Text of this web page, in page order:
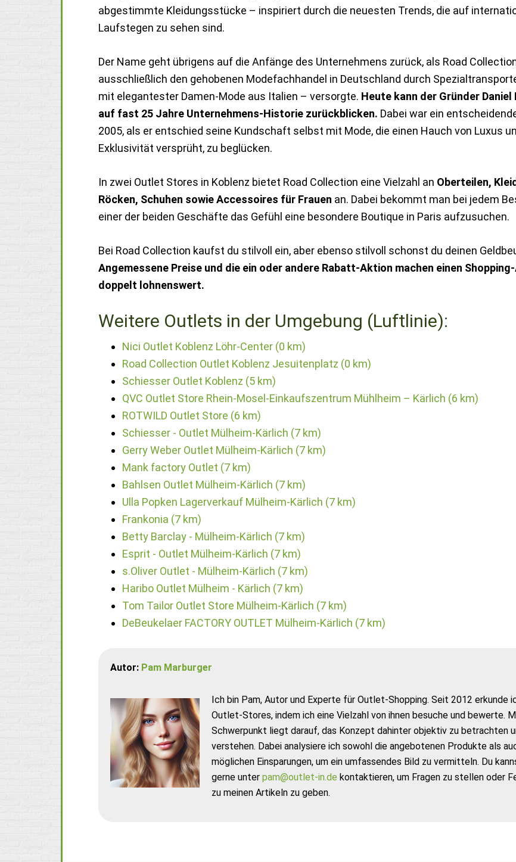
abgestimmte Kleidungsstücke – inspiriert durch die neuesten Trends, die auf
Laufstegen zu sehen sind.
Der Name geht übrigens auf die Anfänge des Unternehmens zurück, als Road
ausschließlich den gehobenen Modefachhandel in Deutschland durch
mit elegantester Damen-Mode aus Italien – versorgte. Heute kann der Gründer Daniel
auf fast 25 Jahre Unternehmens-Historie zurückblicken. Dabei war ein
2005, als er entschied seine Kundschaft selbst mit Mode, die einen Hauch von Luxus
Exklusivität versprüht, zu beglücken.
In zwei Outlet Stores in Koblenz bietet Road Collection eine Vielzahl an Oberteilen,
Röcken, Schuhen sowie Accessoires für Frauen an. Dabei bekommt man bei jedem
einer der beiden Geschäfte das Gefühl eine besondere Boutique in Paris aufzusuchen.
Bei Road Collection kaufst du stilvoll ein, aber ebenso stilvoll schonst du deinen
Angemessene Preise und die ein oder andere Rabatt-Aktion machen einen
doppelt lohnenswert.
Weitere Outlets in der Umgebung (Luftlinie):
Nici Outlet Koblenz Löhr-Center (0 km)
Road Collection Outlet Koblenz Jesuitenplatz (0 km)
Schiesser Outlet Koblenz (5 km)
QVC Outlet Store Rhein-Mosel-Einkaufszentrum Mühlheim – Kärlich (6 km)
ROTWILD Outlet Store (6 km)
Schiesser - Outlet Mülheim-Kärlich (7 km)
Gerry Weber Outlet Mülheim-Kärlich (7 km)
Mank factory Outlet (7 km)
Bahlsen Outlet Mülheim-Kärlich (7 km)
Ulla Popken Lagerverkauf Mülheim-Kärlich (7 km)
Frankonia (7 km)
Betty Barclay - Mülheim-Kärlich (7 km)
Esprit - Outlet Mülheim-Kärlich (7 km)
s.Oliver Outlet - Mülheim-Kärlich (7 km)
Haribo Outlet Mülheim - Kärlich (7 km)
Tom Tailor Outlet Store Mülheim-Kärlich (7 km)
DeBeukelaer FACTORY OUTLET Mülheim-Kärlich (7 km)
Autor: Pam Marburger
Ich bin Pam, Autor und Experte für Outlet-Shopping. Seit 2012 erkunde
Outlet-Stores, indem ich eine Vielzahl von ihnen besuche und bewerte.
Schwerpunkt liegt darauf, das Konzept dahinter objektiv zu betrachten
verstehen. Dabei analysiere ich sowohl die angebotenen Produkte als
möglichen Einsparungen, um ein umfassendes Bild zu vermitteln. Du
gerne unter pam@outlet-in.de kontaktieren, um Fragen zu stellen oder
zu meinen Artikeln zu geben.